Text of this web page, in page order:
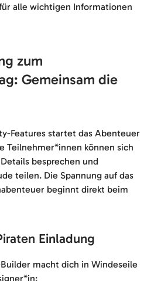
alle wichtigen Informationen
zum
Gemeinsam die
Features startet das Abenteuer
Teilnehmer*innen können sich
besprechen und
teilen. Die Spannung auf das
beginnt direkt beim
Einladung
macht dich in Windeseile